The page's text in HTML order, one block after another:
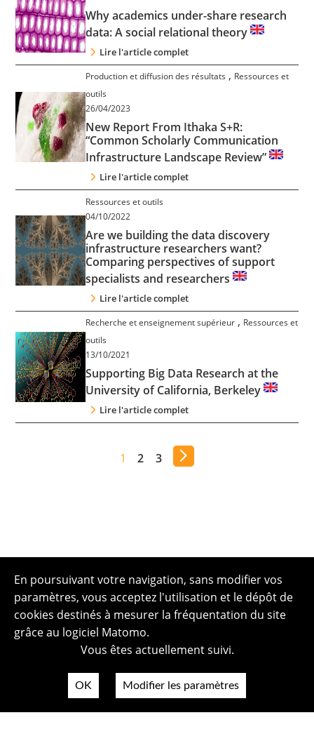
Why academics under-share research
data: A social relational theory
Lire l'article complet
Production et diffusion des résultats , Ressources et
outils
26/04/2023
New Report From Ithaka S+R:
“Common Scholarly Communication
Infrastructure Landscape Review”
Lire l'article complet
Ressources et outils
04/10/2022
Are we building the data discovery
infrastructure researchers want?
Comparing perspectives of support
specialists and researchers
Lire l'article complet
Recherche et enseignement supérieur , Ressources et
outils
13/10/2021
Supporting Big Data Research at the
University of California, Berkeley
Lire l'article complet
1 2 3
En poursuivant votre navigation, sans modifier vos
paramètres, vous acceptez l'utilisation et le dépôt de
cookies destinés à mesurer la fréquentation du site
grâce au logiciel Matomo.
Vous êtes actuellement suivi.
OK Modifier les paramètres